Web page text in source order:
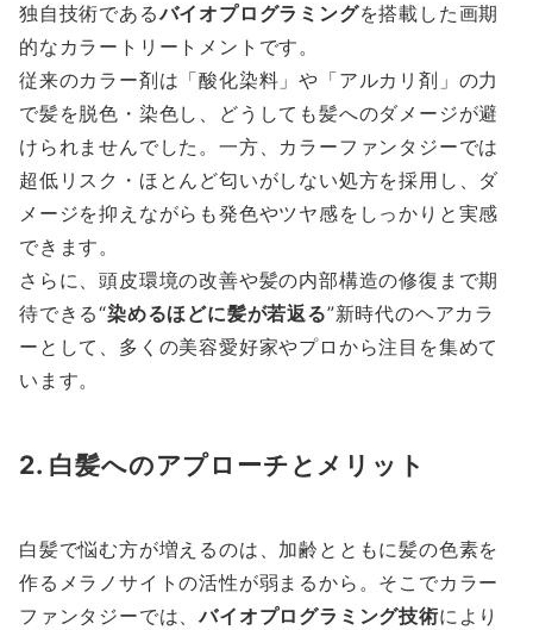
独自技術であるバイオプログラミングを搭載した画期
的なカラートリートメントです。
従来のカラー剤は「酸化染料」や「アルカリ剤」の力
で髪を脱色・染色し、どうしても髪へのダメージが避
けられませんでした。一方、カラーファンタジーでは
超低リスク・ほとんど匂いがしない処方を採用し、ダ
メージを抑えながらも発色やツヤ感をしっかりと実感
できます。
さらに、頭皮環境の改善や髪の内部構造の修復まで期
待できる“染めるほどに髪が若返る”新時代のヘアカラ
ーとして、多くの美容愛好家やプロから注目を集めて
います。
2. 白髪へのアプローチとメリット
白髪で悩む方が増えるのは、加齢とともに髪の色素を
作るメラノサイトの活性が弱まるから。そこでカラー
ファンタジーでは、バイオプログラミング技術により